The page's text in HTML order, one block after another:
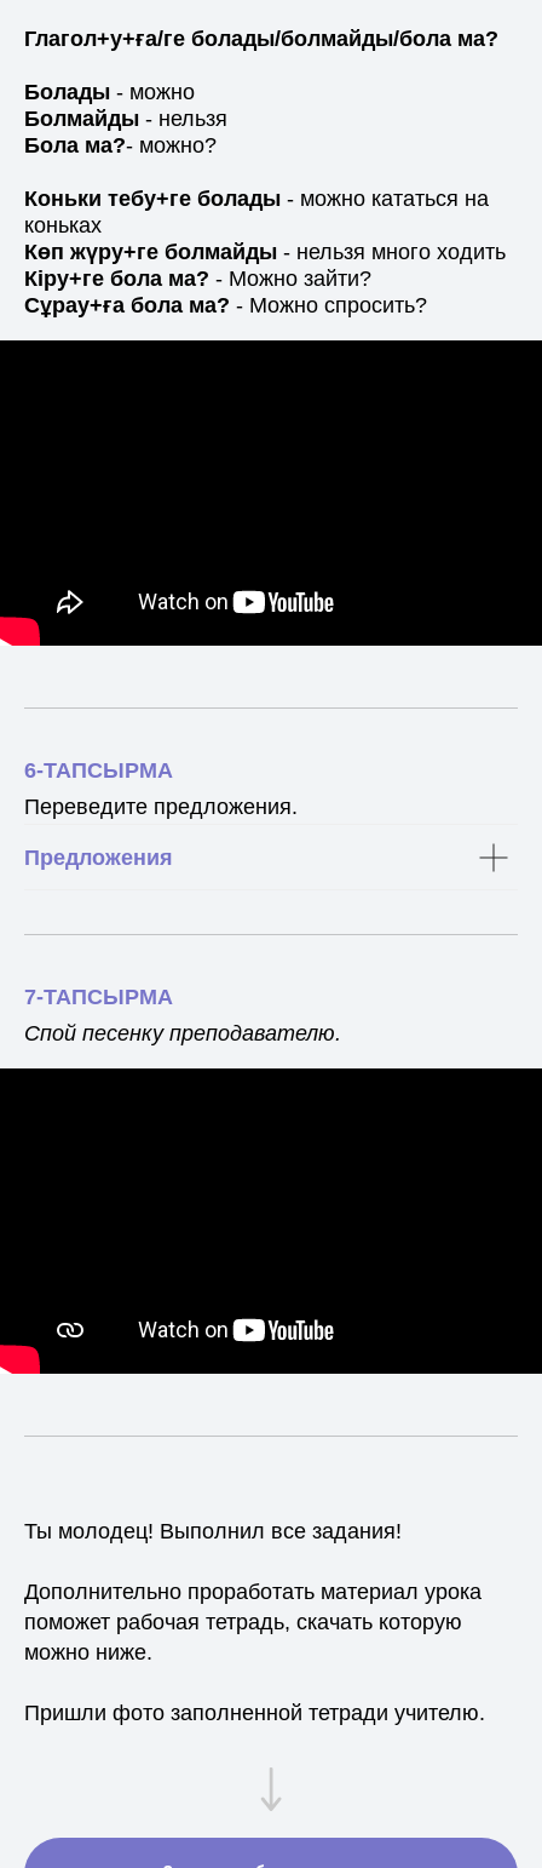
Глагол+у+ға/ге болады/болмайды/бола ма?
Болады - можно
Болмайды - нельзя
Бола ма?- можно?
Коньки тебу+ге болады - можно кататься на
коньках
Көп жүру+ге болмайды - нельзя много ходить
Кіру+ге бола ма? - Можно зайти?
Сұрау+ға бола ма? - Можно спросить?
6-ТАПСЫРМА
Переведите предложения.
Предложения
7-ТАПСЫРМА
Спой песенку преподавателю.
Ты молодец! Выполнил все задания!
Дополнительно проработать материал урока
поможет рабочая тетрадь, скачать которую
можно ниже.
Пришли фото заполненной тетради учителю.